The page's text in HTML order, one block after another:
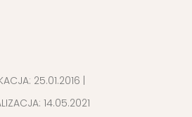
25.01.2016 |
14.05.2021